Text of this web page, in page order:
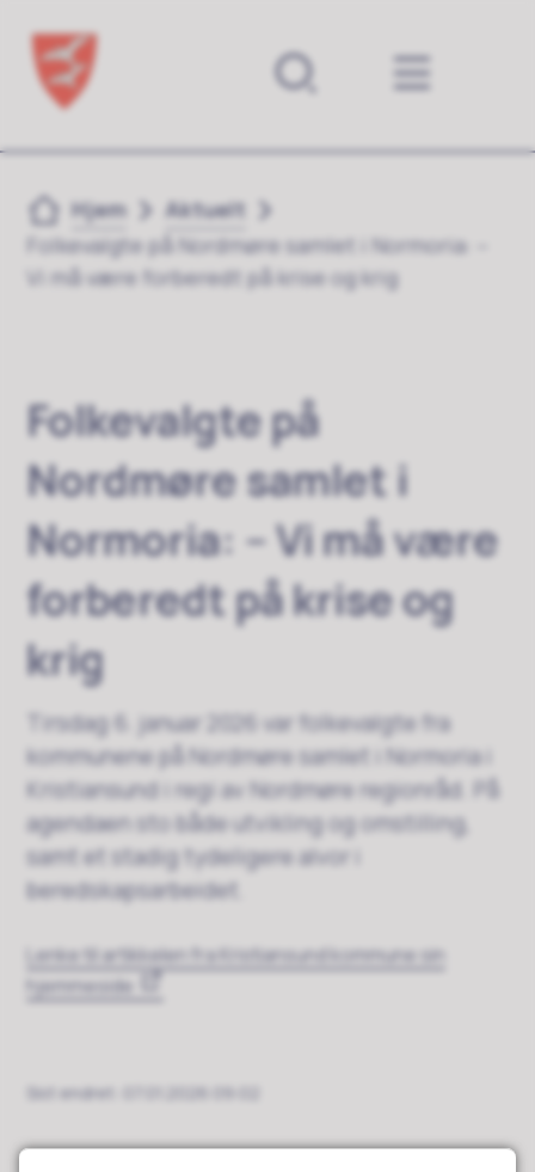
Forsiden
Du er her:
Hjem
Aktuelt
Folkevalgte på Nordmøre samlet i Normoria: –
Vi må være forberedt på krise og krig
Folkevalgte på
Nordmøre samlet i
Normoria: – Vi må være
forberedt på krise og
krig
Tirsdag 6. januar 2026 var folkevalgte fra
kommunene på Nordmøre samlet i Normoria i
Kristiansund i regi av Nordmøre regionråd. På
agendaen sto både utvikling og omstilling,
samt et stadig tydeligere alvor i
beredskapsarbeidet.
Lenke til artikkelen fra Kristiansund kommune sin
hjemmeside
Sist endret 07.01.2026 09:02